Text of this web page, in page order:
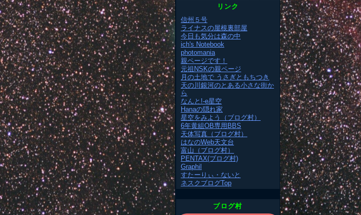
リンク
信州５号
ライナスの屋根裏部屋
今日も気分は森の中
ich's Notebook
photomania
親ページです！
元祖NSKの親ページ
月の土地で うさぎともちつき
天の川銀河のとある小さな街か
ら
なんと!-e星空
Hanaの隠れ家
星空をみよう（ブログ村）
6年黄組OB専用BBS
天体写真（ブログ村）
はなのWeb天文台
富山（ブログ村）
PENTAX(ブログ村)
Graphil
すたーりぃ・ないと
ネスクブログTop
ブログ村